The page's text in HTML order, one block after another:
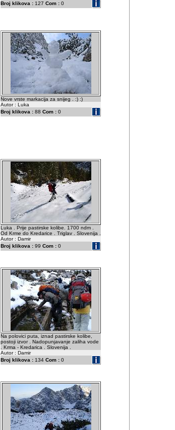
Broj klikova : 127 Com : 0
Nove vrste markacija za snijeg . :) :)
Autor : Luka
Broj klikova : 88 Com : 0
Luka . Prije pastirske kolibe. 1700 ndm .
Od Krme do Kredarice . Triglav . Slovenija .
Autor : Damir
Broj klikova : 99 Com : 0
Na polovici puta, iznad pastirske kolibe,
postoji izvor . Nadopunjavanje zaliha vode
. Krma - Kredarica . Slovenija .
Autor : Damir
Broj klikova : 134 Com : 0